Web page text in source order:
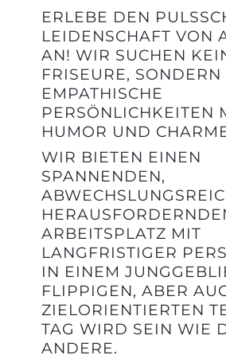
ERLEBE DEN
LEIDENSCHAFT VON
AN! WIR SUCHEN
FRISEURE, SONDERN
EMPATHISCHE
PERSÖNLICHKEITEN
HUMOR UND
WIR BIETEN EINEN
SPANNENDEN,
ARBEITSPLATZ MIT
LANGFRISTIGER
IN EINEM
FLIPPIGEN, ABER
ZIELORIENTIERTEN
TAG WIRD SEIN WIE
ANDERE.